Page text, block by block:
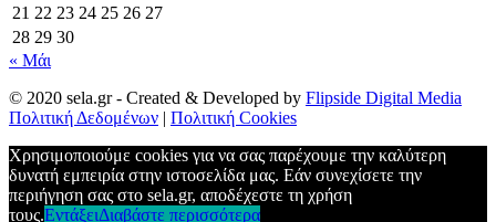
21 22 23 24 25 26 27
28 29 30
« Μάι
© 2020 sela.gr - Created & Developed by Flipside Digital Media
Πολιτική Δεδομένων | Πολιτική Cookies
Χρησιμοποιούμε cookies για να σας παρέχουμε την καλύτερη
δυνατή εμπειρία στην ιστοσελίδα μας. Εάν συνεχίσετε την
περιήγηση σας στο sela.gr, αποδέχεστε τη χρήση
τους.ΕντάξειΔιαβάστε περισσότερα